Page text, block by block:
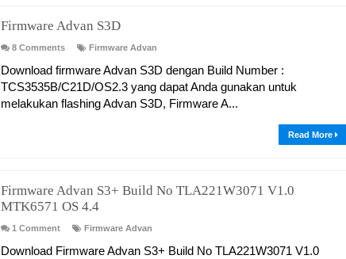
Firmware Advan S3D
8 Comments Firmware Advan
Download firmware Advan S3D dengan Build Number :
TCS3535B/C21D/OS2.3 yang dapat Anda gunakan untuk
melakukan flashing Advan S3D, Firmware A...
Read More
Firmware Advan S3+ Build No TLA221W3071 V1.0
MTK6571 OS 4.4
1 Comment Firmware Advan
Download Firmware Advan S3+ Build No TLA221W3071 V1.0